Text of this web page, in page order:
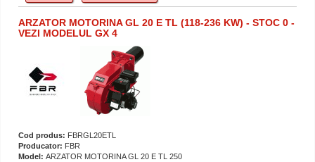
ARZATOR MOTORINA GL 20 E TL (118-236 KW) - STOC 0 -
VEZI MODELUL GX 4
Cod produs: FBRGL20ETL
Producator: FBR
Model: ARZATOR MOTORINA GL 20 E TL 250